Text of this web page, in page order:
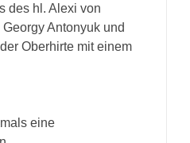
des hl. Alexi von
Antonyuk und
Oberhirte mit einem
eine